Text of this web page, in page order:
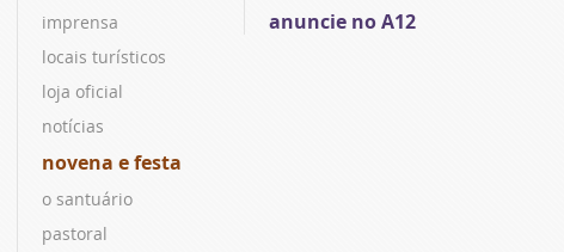
imprensa
locais turísticos
loja oficial
notícias
novena e festa
o santuário
pastoral
anuncie no A12